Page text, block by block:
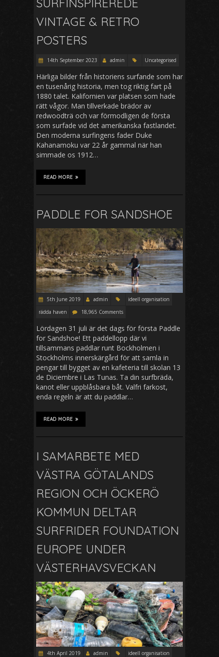
VINTAGE & RETRO
POSTERS
14th September 2023 admin Uncategorised
Härliga bilder från historiens surfande som har
en tusenårig historia, men tog riktig fart på
1880 talet. Kalifornien var platsen som hade
rätt vågor. Man tillverkade brädor av
redwoodträ och var förmodligen de första
som surfade vid det amerikanska fastlandet.
Den moderna surfingens fader Duke
Kahanamoku var 22 år gammal när han
simmade os 1912…
READ MORE
PADDLE FOR SANDSHOE
5th June 2019 admin
ideell organisation
rädda haven
18,965 Comments
Lördagen 31 juli är det dags för första Paddle
for Sandshoe! Ett paddellopp där vi
tillsammans paddlar runt Bockholmen i
Stockholms innerskärgård för att samla in
pengar till bygget av en kafeteria till skolan 13
de Diciembre i Las Tunas. Ta din surfbräda,
kanot eller uppblåsbara båt. Valfri farkost,
enda regeln är att du paddlar…
READ MORE
I SAMARBETE MED
VÄSTRA GÖTALANDS
REGION OCH ÖCKERÖ
KOMMUN DELTAR
SURFRIDER FOUNDATION
EUROPE UNDER
VÄSTERHAVSVECKAN
4th April 2019 admin ideell organisation